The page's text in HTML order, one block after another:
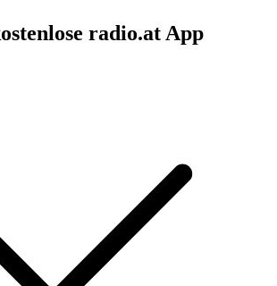
radio.at App